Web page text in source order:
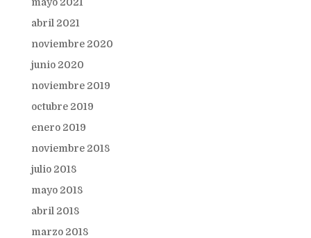
abril 2021
noviembre 2020
junio 2020
noviembre 2019
octubre 2019
enero 2019
noviembre 2018
julio 2018
mayo 2018
abril 2018
marzo 2018